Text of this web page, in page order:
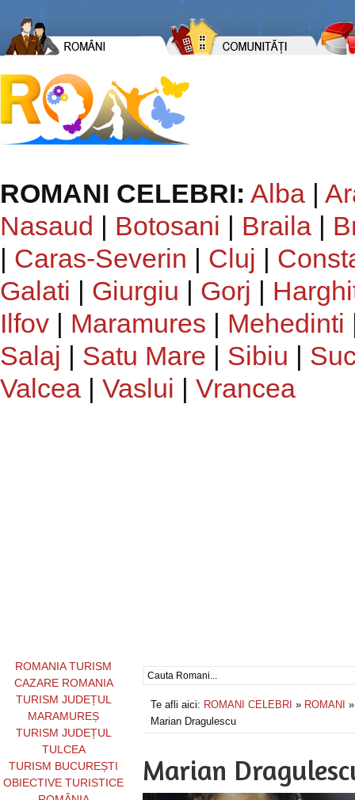
ROMANI CELEBRI: Alba |
Nasaud | Botosani | Braila |
| Caras-Severin | Cluj |
Galati | Giurgiu | Gorj |
Ilfov | Maramures | Mehedinti
Salaj | Satu Mare | Sibiu |
Valcea | Vaslui | Vrancea
Te afli aici: ROMANI CELEBRI » ROMANI
Marian Dragulescu
Marian
ROMANIA TURISM
CAZARE ROMANIA
TURISM JUDEȚUL
MARAMUREȘ
TURISM JUDEȚUL
TULCEA
TURISM BUCUREȘTI
OBIECTIVE TURISTICE